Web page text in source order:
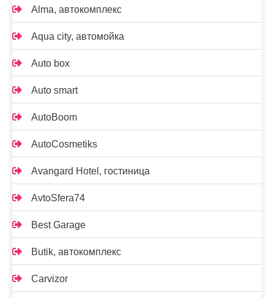
Alma, автокомплекс
Aqua city, автомойка
Auto box
Auto smart
AutoBoom
AutoCosmetiks
Avangard Hotel, гостиница
AvtoSfera74
Best Garage
Butik, автокомплекс
Carvizor